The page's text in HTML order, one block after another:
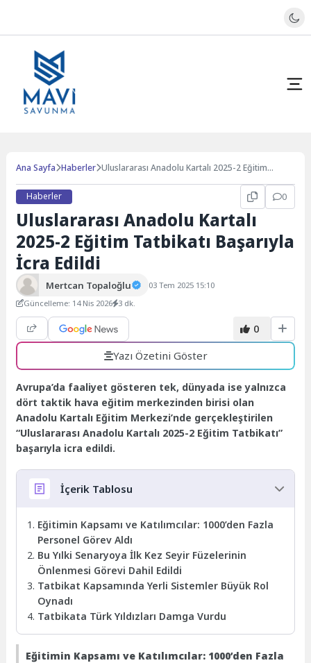
Ana Sayfa Haberler Uluslararası Anadolu Kartalı 2025-2 Eğitim
Haberler
0
Uluslararası Anadolu Kartalı
2025-2 Eğitim Tatbikatı Başarıyla
İcra Edildi
Mertcan Topaloğlu
03 Tem 2025 15:10
Güncelleme: 14 Nis 2026 3 dk.
0
Yazı Özetini Göster
Avrupa’da faaliyet gösteren tek, dünyada ise yalnızca
dört taktik hava eğitim merkezinden birisi olan
Anadolu Kartalı Eğitim Merkezi’nde gerçekleştirilen
“Uluslararası Anadolu Kartalı 2025-2 Eğitim Tatbikatı”
başarıyla icra edildi.
İçerik Tablosu
Eğitimin Kapsamı ve Katılımcılar: 1000’den Fazla
Personel Görev Aldı
Bu Yılki Senaryoya İlk Kez Seyir Füzelerinin
Önlenmesi Görevi Dahil Edildi
Tatbikat Kapsamında Yerli Sistemler Büyük Rol
Oynadı
Tatbikata Türk Yıldızları Damga Vurdu
Eğitimin Kapsamı ve Katılımcılar: 1000’den Fazla